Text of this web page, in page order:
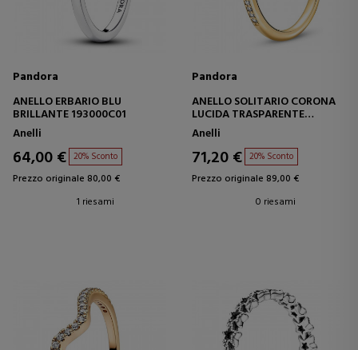
Pandora
ANELLO ERBARIO BLU
BRILLANTE 193000C01
Anelli
64,00 € 20% Sconto
Prezzo originale 80,00 €
1 riesami
Pandora
ANELLO SOLITARIO CORONA
LUCIDA TRASPARENTE
168289C01
Anelli
71,20 € 20% Sconto
Prezzo originale 89,00 €
0 riesami